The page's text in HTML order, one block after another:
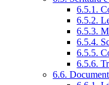
6.5.1.
6.5.2.
6.5.3.
6.5.4.
6.5.5.
6.5.6.
6.6.